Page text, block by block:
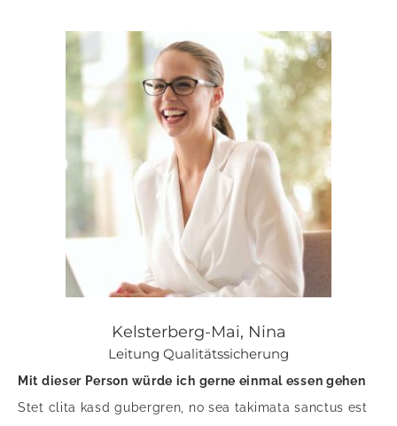
Kelsterberg-Mai, Nina
Leitung Qualitätssicherung
Mit dieser Person würde ich gerne einmal essen gehen
Stet clita kasd gubergren, no sea takimata sanctus est